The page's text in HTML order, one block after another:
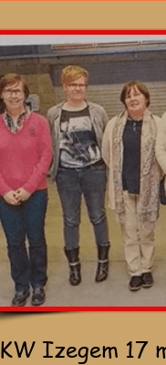
KW Izegem 17